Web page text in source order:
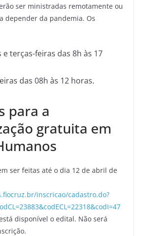
ser ministradas remotamente ou
depender da pandemia. Os
e terças-feiras das 8h às 17
das 08h às 12 horas.
para a
gratuita em
ser feitas até o dia 12 de abril de
inscricao/cadastro.do?
disponível o edital. Não será